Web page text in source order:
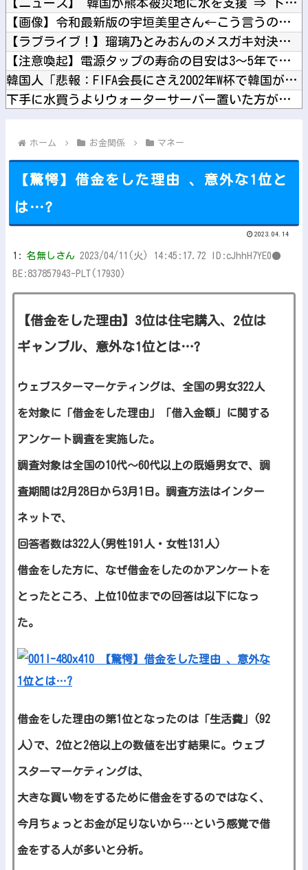
【ニュース】 韓国が熊本被災地に水を支援 ⇒ トイレの水にｗ...
【画像】令和最新版の宇垣美里さん←こう言うのでいいんだよが目...
【ラブライブ！】瑠璃乃とみおんのメスガキ対決【蓮ノ空】他
【注意喚起】電源タップの寿命の目安は3〜5年です他
韓国人「悲報：FIFA会長にさえ2002年W杯で韓国が審判を...
下手に水買うよりウォーターサーバー置いた方がよくね？他
ホーム お金関係 マネー
【驚愕】借金をした理由 、意外な1位と
は…?
2023.04.14
1: 名無しさん 2023/04/11(火) 14:45:17.72 ID:cJhhH7YE0●
BE:837857943-PLT(17930)
【借金をした理由】3位は住宅購入、2位は
ギャンブル、意外な1位とは…?
ウェブスターマーケティングは、全国の男女322人
を対象に「借金をした理由」「借入金額」に関する
アンケート調査を実施した。
調査対象は全国の10代～60代以上の既婚男女で、調
査期間は2月28日から3月1日。調査方法はインター
ネットで、
回答者数は322人(男性191人・女性131人)
借金をした方に、なぜ借金をしたのかアンケートを
とったところ、上位10位までの回答は以下になっ
た。
借金をした理由の第1位となったのは「生活費」(92
人)で、2位と2倍以上の数値を出す結果に。ウェブ
スターマーケティングは、
大きな買い物をするために借金をするのではなく、
今月ちょっとお金が足りないから…という感覚で借
金をする人が多いと分析。